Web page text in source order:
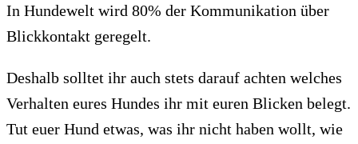
In Hundewelt wird 80% der Kommunikation über
Blickkontakt geregelt.
Deshalb solltet ihr auch stets darauf achten welches
Verhalten eures Hundes ihr mit euren Blicken belegt.
Tut euer Hund etwas, was ihr nicht haben wollt, wie